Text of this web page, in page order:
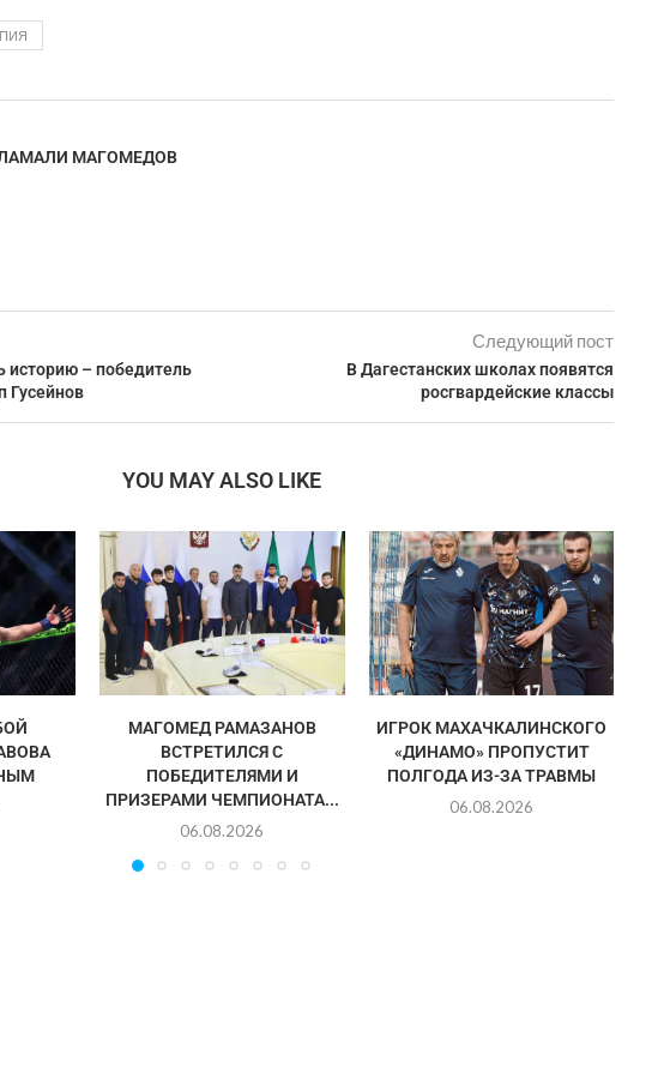
МАГОМЕДОВ
историю – победитель
Гусейнов
Следующий пост
В Дагестанских школах появятся
росгвардейские классы
YOU MAY ALSO LIKE
МАГОМЕД РАМАЗАНОВ
ВСТРЕТИЛСЯ С
ПОБЕДИТЕЛЯМИ И
ПРИЗЕРАМИ ЧЕМПИОНАТА...
06.08.2026
ИГРОК МАХАЧКАЛИНСКОГО
«ДИНАМО» ПРОПУСТИТ
ПОЛГОДА ИЗ-ЗА ТРАВМЫ
06.08.2026